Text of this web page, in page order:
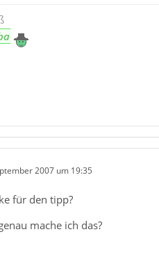
2007 um 19:35
für den tipp?
mache ich das?